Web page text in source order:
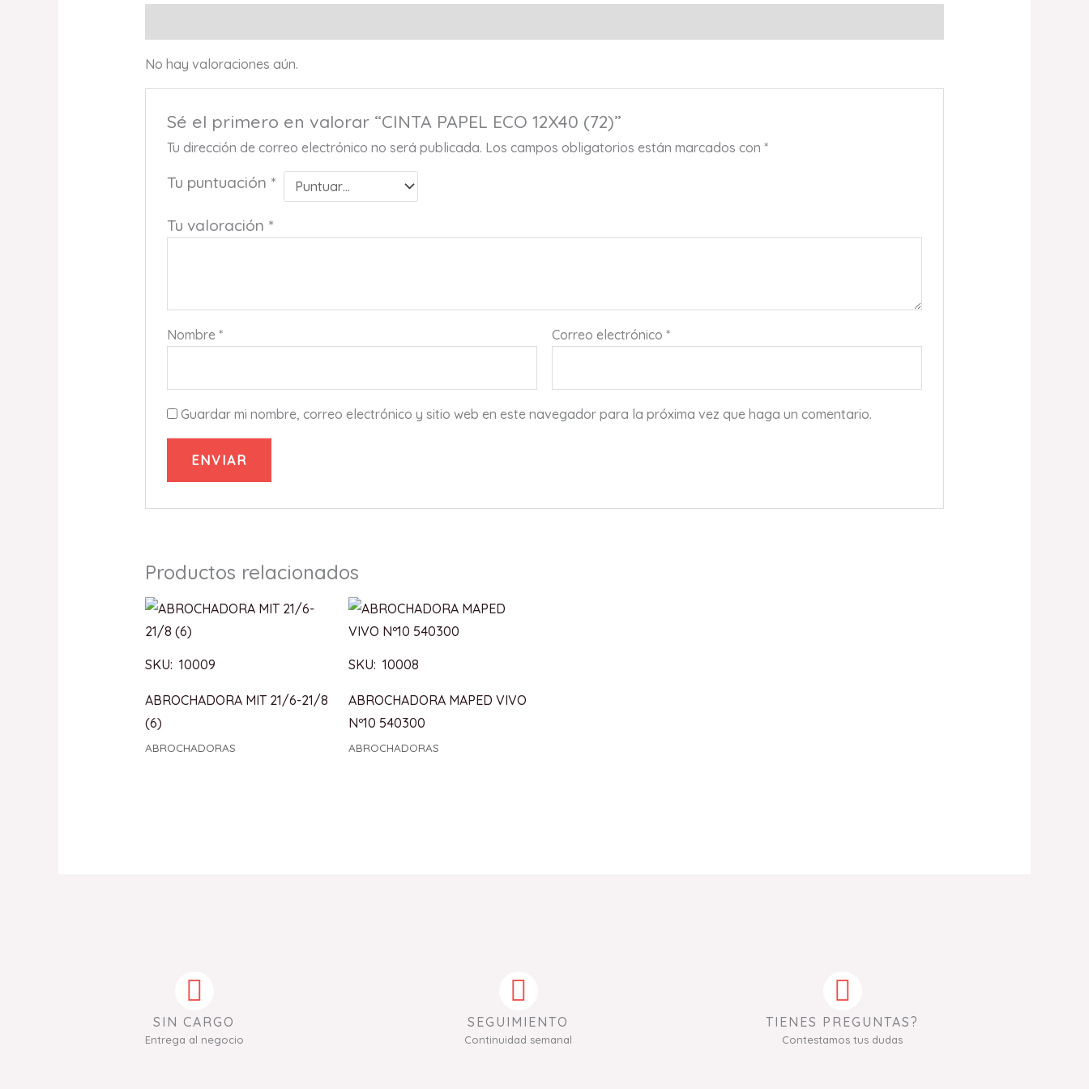
No hay valoraciones aún.
Sé el primero en valorar “CINTA PAPEL ECO 12X40 (72)”
Tu dirección de correo electrónico no será publicada. Los campos obligatorios están marcados con*
Tu puntuación *
Tu valoración *
Nombre* Correo electrónico*
Guardar mi nombre, correo electrónico y sitio web en este navegador para la próxima vez que haga un comentario.
Productos relacionados
SKU: 10009
ABROCHADORA MIT 21/6-21/8
(6)
ABROCHADORAS
SKU: 10008
ABROCHADORA MAPED VIVO
Nº10 540300
ABROCHADORAS
SIN CARGO
Entrega al negocio
SEGUIMIENTO
Continuidad semanal
TIENES PREGUNTAS?
Contestamos tus dudas